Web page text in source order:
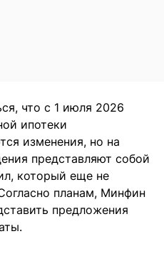
что с 1 июля 2026
ипотеки
изменения, но на
представляют собой
который еще не
планам, Минфин
предложения